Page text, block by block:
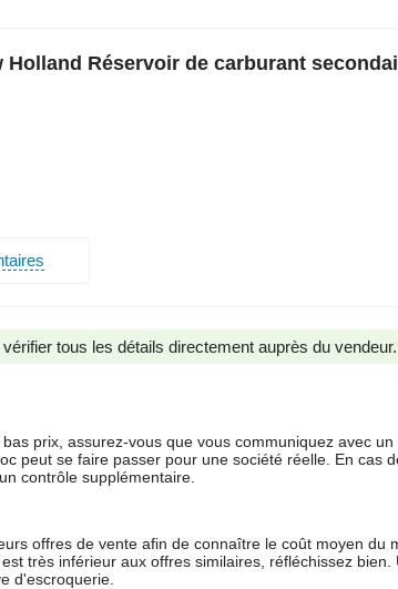
Réservoir de carburant
tous les détails directement auprès du vendeur.
prix, assurez-vous que vous communiquez avec
peut se faire passer pour une société réelle. En cas
contrôle supplémentaire.
offres de vente afin de connaître le coût moyen du
très inférieur aux offres similaires, réfléchissez
d'escroquerie.